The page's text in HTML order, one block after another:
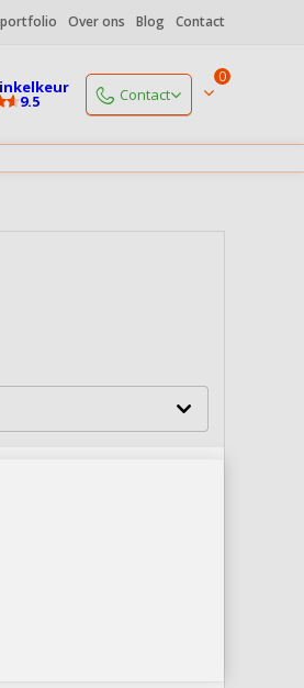
Over ons Blog Contact
9.5 Contact
tot 17.00 uur
0